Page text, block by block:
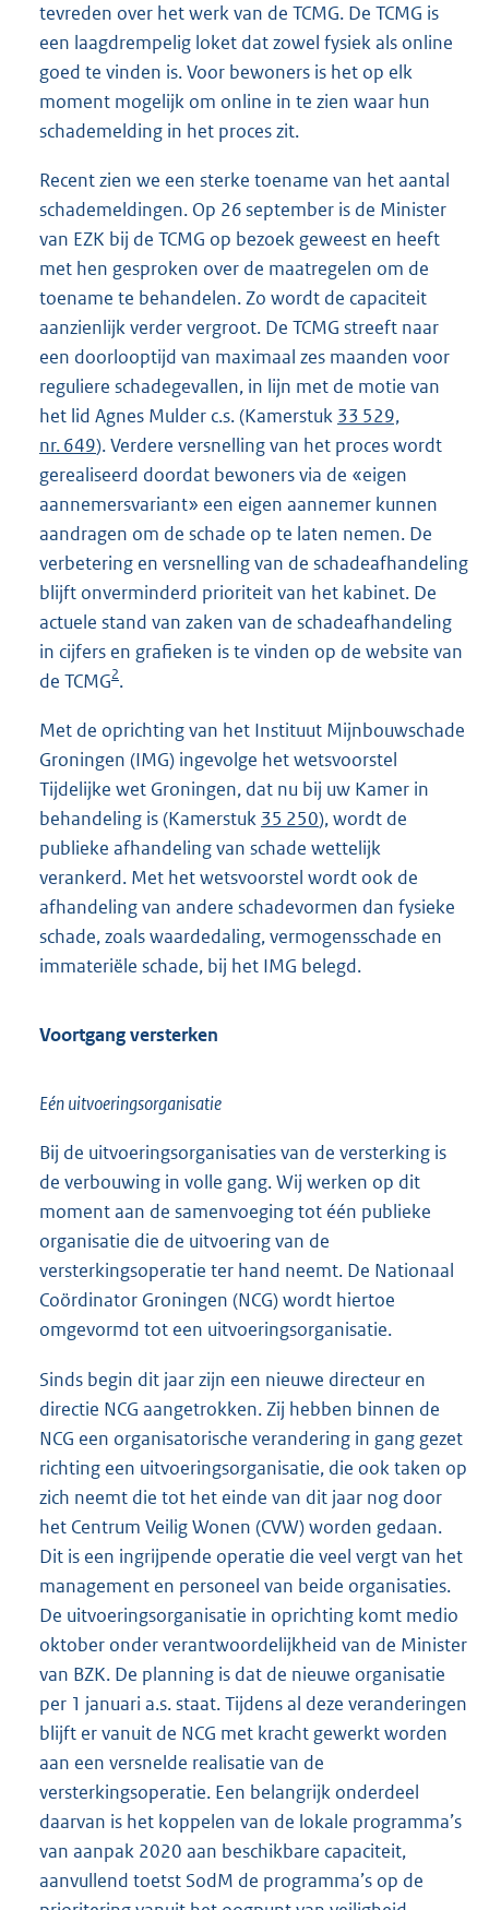
tevreden over het werk van de TCMG. De TCMG is
een laagdrempelig loket dat zowel fysiek als online
goed te vinden is. Voor bewoners is het op elk
moment mogelijk om online in te zien waar hun
schademelding in het proces zit.
Recent zien we een sterke toename van het aantal
schademeldingen. Op 26 september is de Minister
van EZK bij de TCMG op bezoek geweest en heeft
met hen gesproken over de maatregelen om de
toename te behandelen. Zo wordt de capaciteit
aanzienlijk verder vergroot. De TCMG streeft naar
een doorlooptijd van maximaal zes maanden voor
reguliere schadegevallen, in lijn met de motie van
het lid Agnes Mulder c.s. (Kamerstuk 33 529,
nr. 649). Verdere versnelling van het proces wordt
gerealiseerd doordat bewoners via de «eigen
aannemersvariant» een eigen aannemer kunnen
aandragen om de schade op te laten nemen. De
verbetering en versnelling van de schadeafhandeling
blijft onverminderd prioriteit van het kabinet. De
actuele stand van zaken van de schadeafhandeling
in cijfers en grafieken is te vinden op de website van
de TCMG2.
Met de oprichting van het Instituut Mijnbouwschade
Groningen (IMG) ingevolge het wetsvoorstel
Tijdelijke wet Groningen, dat nu bij uw Kamer in
behandeling is (Kamerstuk 35 250), wordt de
publieke afhandeling van schade wettelijk
verankerd. Met het wetsvoorstel wordt ook de
afhandeling van andere schadevormen dan fysieke
schade, zoals waardedaling, vermogensschade en
immateriële schade, bij het IMG belegd.
Voortgang versterken
Eén uitvoeringsorganisatie
Bij de uitvoeringsorganisaties van de versterking is
de verbouwing in volle gang. Wij werken op dit
moment aan de samenvoeging tot één publieke
organisatie die de uitvoering van de
versterkingsoperatie ter hand neemt. De Nationaal
Coördinator Groningen (NCG) wordt hiertoe
omgevormd tot een uitvoeringsorganisatie.
Sinds begin dit jaar zijn een nieuwe directeur en
directie NCG aangetrokken. Zij hebben binnen de
NCG een organisatorische verandering in gang gezet
richting een uitvoeringsorganisatie, die ook taken op
zich neemt die tot het einde van dit jaar nog door
het Centrum Veilig Wonen (CVW) worden gedaan.
Dit is een ingrijpende operatie die veel vergt van het
management en personeel van beide organisaties.
De uitvoeringsorganisatie in oprichting komt medio
oktober onder verantwoordelijkheid van de Minister
van BZK. De planning is dat de nieuwe organisatie
per 1 januari a.s. staat. Tijdens al deze veranderingen
blijft er vanuit de NCG met kracht gewerkt worden
aan een versnelde realisatie van de
versterkingsoperatie. Een belangrijk onderdeel
daarvan is het koppelen van de lokale programma’s
van aanpak 2020 aan beschikbare capaciteit,
aanvullend toetst SodM de programma’s op de